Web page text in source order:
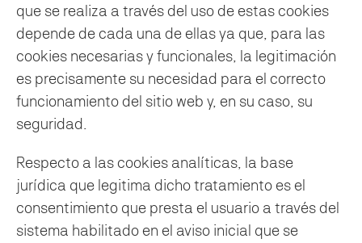
que se realiza a través del uso de estas cookies
depende de cada una de ellas ya que, para las
cookies necesarias y funcionales, la legitimación
es precisamente su necesidad para el correcto
funcionamiento del sitio web y, en su caso, su
seguridad.
Respecto a las cookies analíticas, la base
jurídica que legitima dicho tratamiento es el
consentimiento que presta el usuario a través del
sistema habilitado en el aviso inicial que se